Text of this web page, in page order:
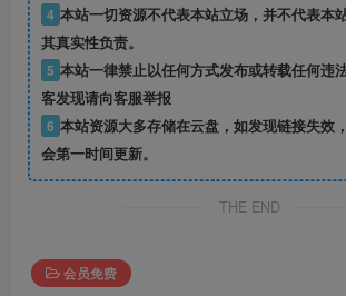
4 本站一切资源不代表本站立场，并不代表本
其真实性负责。
5 本站一律禁止以任何方式发布或转载任何违
客发现请向客服举报
6 本站资源大多存储在云盘，如发现链接失效
会第一时间更新。
THE END
会员免费